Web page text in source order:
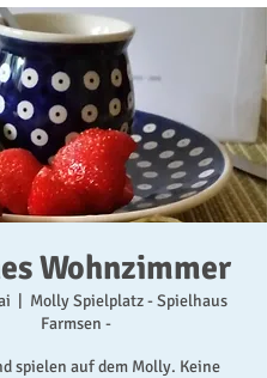
Wohnzimmer
Molly Spielplatz - Spielhaus
Farmsen -
spielen auf dem Molly. Keine